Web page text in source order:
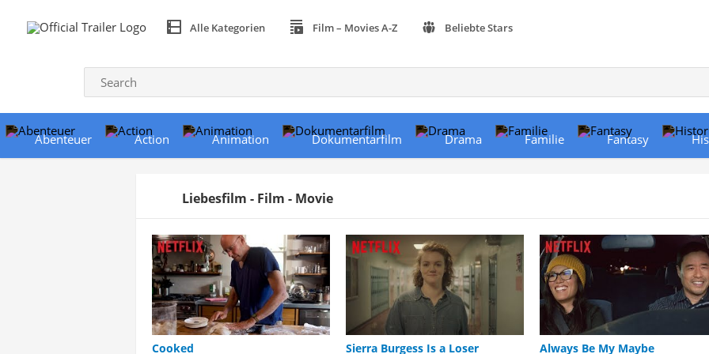
Alle Kategorien Film – Movies A-Z Beliebte Stars
Abenteuer Action Animation Dokumentarfilm Drama Familie Fantasy
Liebesfilm - Film - Movie
Cooked Sierra Burgess Is a Loser Always Be My Maybe